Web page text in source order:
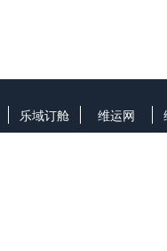
乐域订舱 维运网